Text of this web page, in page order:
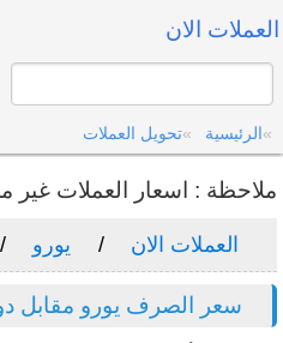
العملات الان
الرئيسية تحويل العملات
ملاحظة : اسعار العملات غير
العملات الان يورو
سعر الصرف يورو مقابل